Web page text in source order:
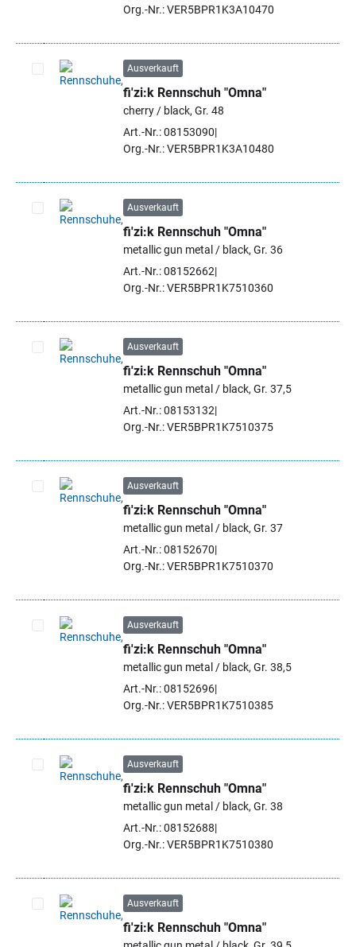
Org.-Nr.: VER5BPR1K3A10470
Artikel auswählen
Ausverkauft
fi'zi:k Rennschuh "Omna"
cherry / black, Gr. 48
Art.-Nr.: 08153090
Org.-Nr.: VER5BPR1K3A10480
Artikel auswählen
Ausverkauft
fi'zi:k Rennschuh "Omna"
metallic gun metal / black, Gr. 36
Art.-Nr.: 08152662
Org.-Nr.: VER5BPR1K7510360
Artikel auswählen
Ausverkauft
fi'zi:k Rennschuh "Omna"
metallic gun metal / black, Gr. 37,5
Art.-Nr.: 08153132
Org.-Nr.: VER5BPR1K7510375
Artikel auswählen
Ausverkauft
fi'zi:k Rennschuh "Omna"
metallic gun metal / black, Gr. 37
Art.-Nr.: 08152670
Org.-Nr.: VER5BPR1K7510370
Artikel auswählen
Ausverkauft
fi'zi:k Rennschuh "Omna"
metallic gun metal / black, Gr. 38,5
Art.-Nr.: 08152696
Org.-Nr.: VER5BPR1K7510385
Artikel auswählen
Ausverkauft
fi'zi:k Rennschuh "Omna"
metallic gun metal / black, Gr. 38
Art.-Nr.: 08152688
Org.-Nr.: VER5BPR1K7510380
Artikel auswählen
Ausverkauft
fi'zi:k Rennschuh "Omna"